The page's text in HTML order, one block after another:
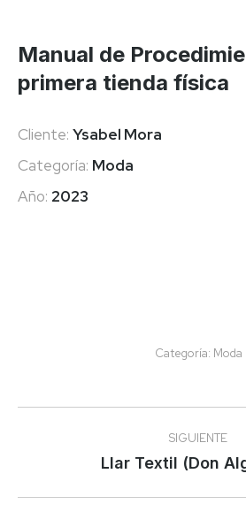
Manual de
primera tienda física
Cliente: Ysabel Mora
Categoría: Moda
Año: 2023
Categoría: Moda
Navegación
proyectos
SIGUIENTE
Llar Textil (Don